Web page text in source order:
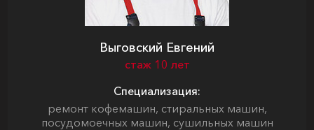
Выговский Евгений
стаж 10 лет
Специализация:
ремонт кофемашин, стиральных машин,
посудомоечных машин, сушильных машин